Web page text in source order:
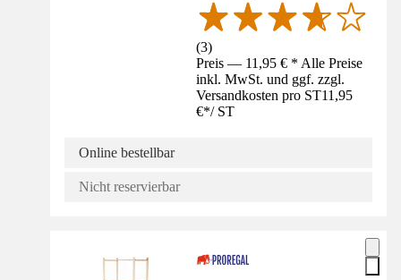
(3)
Preis — 11,95 € * Alle Preise
inkl. MwSt. und ggf. zzgl.
Versandkosten pro ST11,95
€*/ ST
Online bestellbar
Nicht reservierbar